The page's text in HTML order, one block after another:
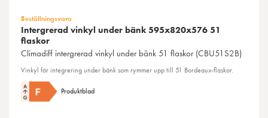
Beställningsvara
Intergrerad vinkyl under bänk 595x820x576 51
flaskor
Climadiff intergrerad vinkyl under bänk 51 flaskor (CBU51S2B)
Vinkyl för integrering under bänk som rymmer upp till 51 Bordeaux-flaskor.
Produktblad